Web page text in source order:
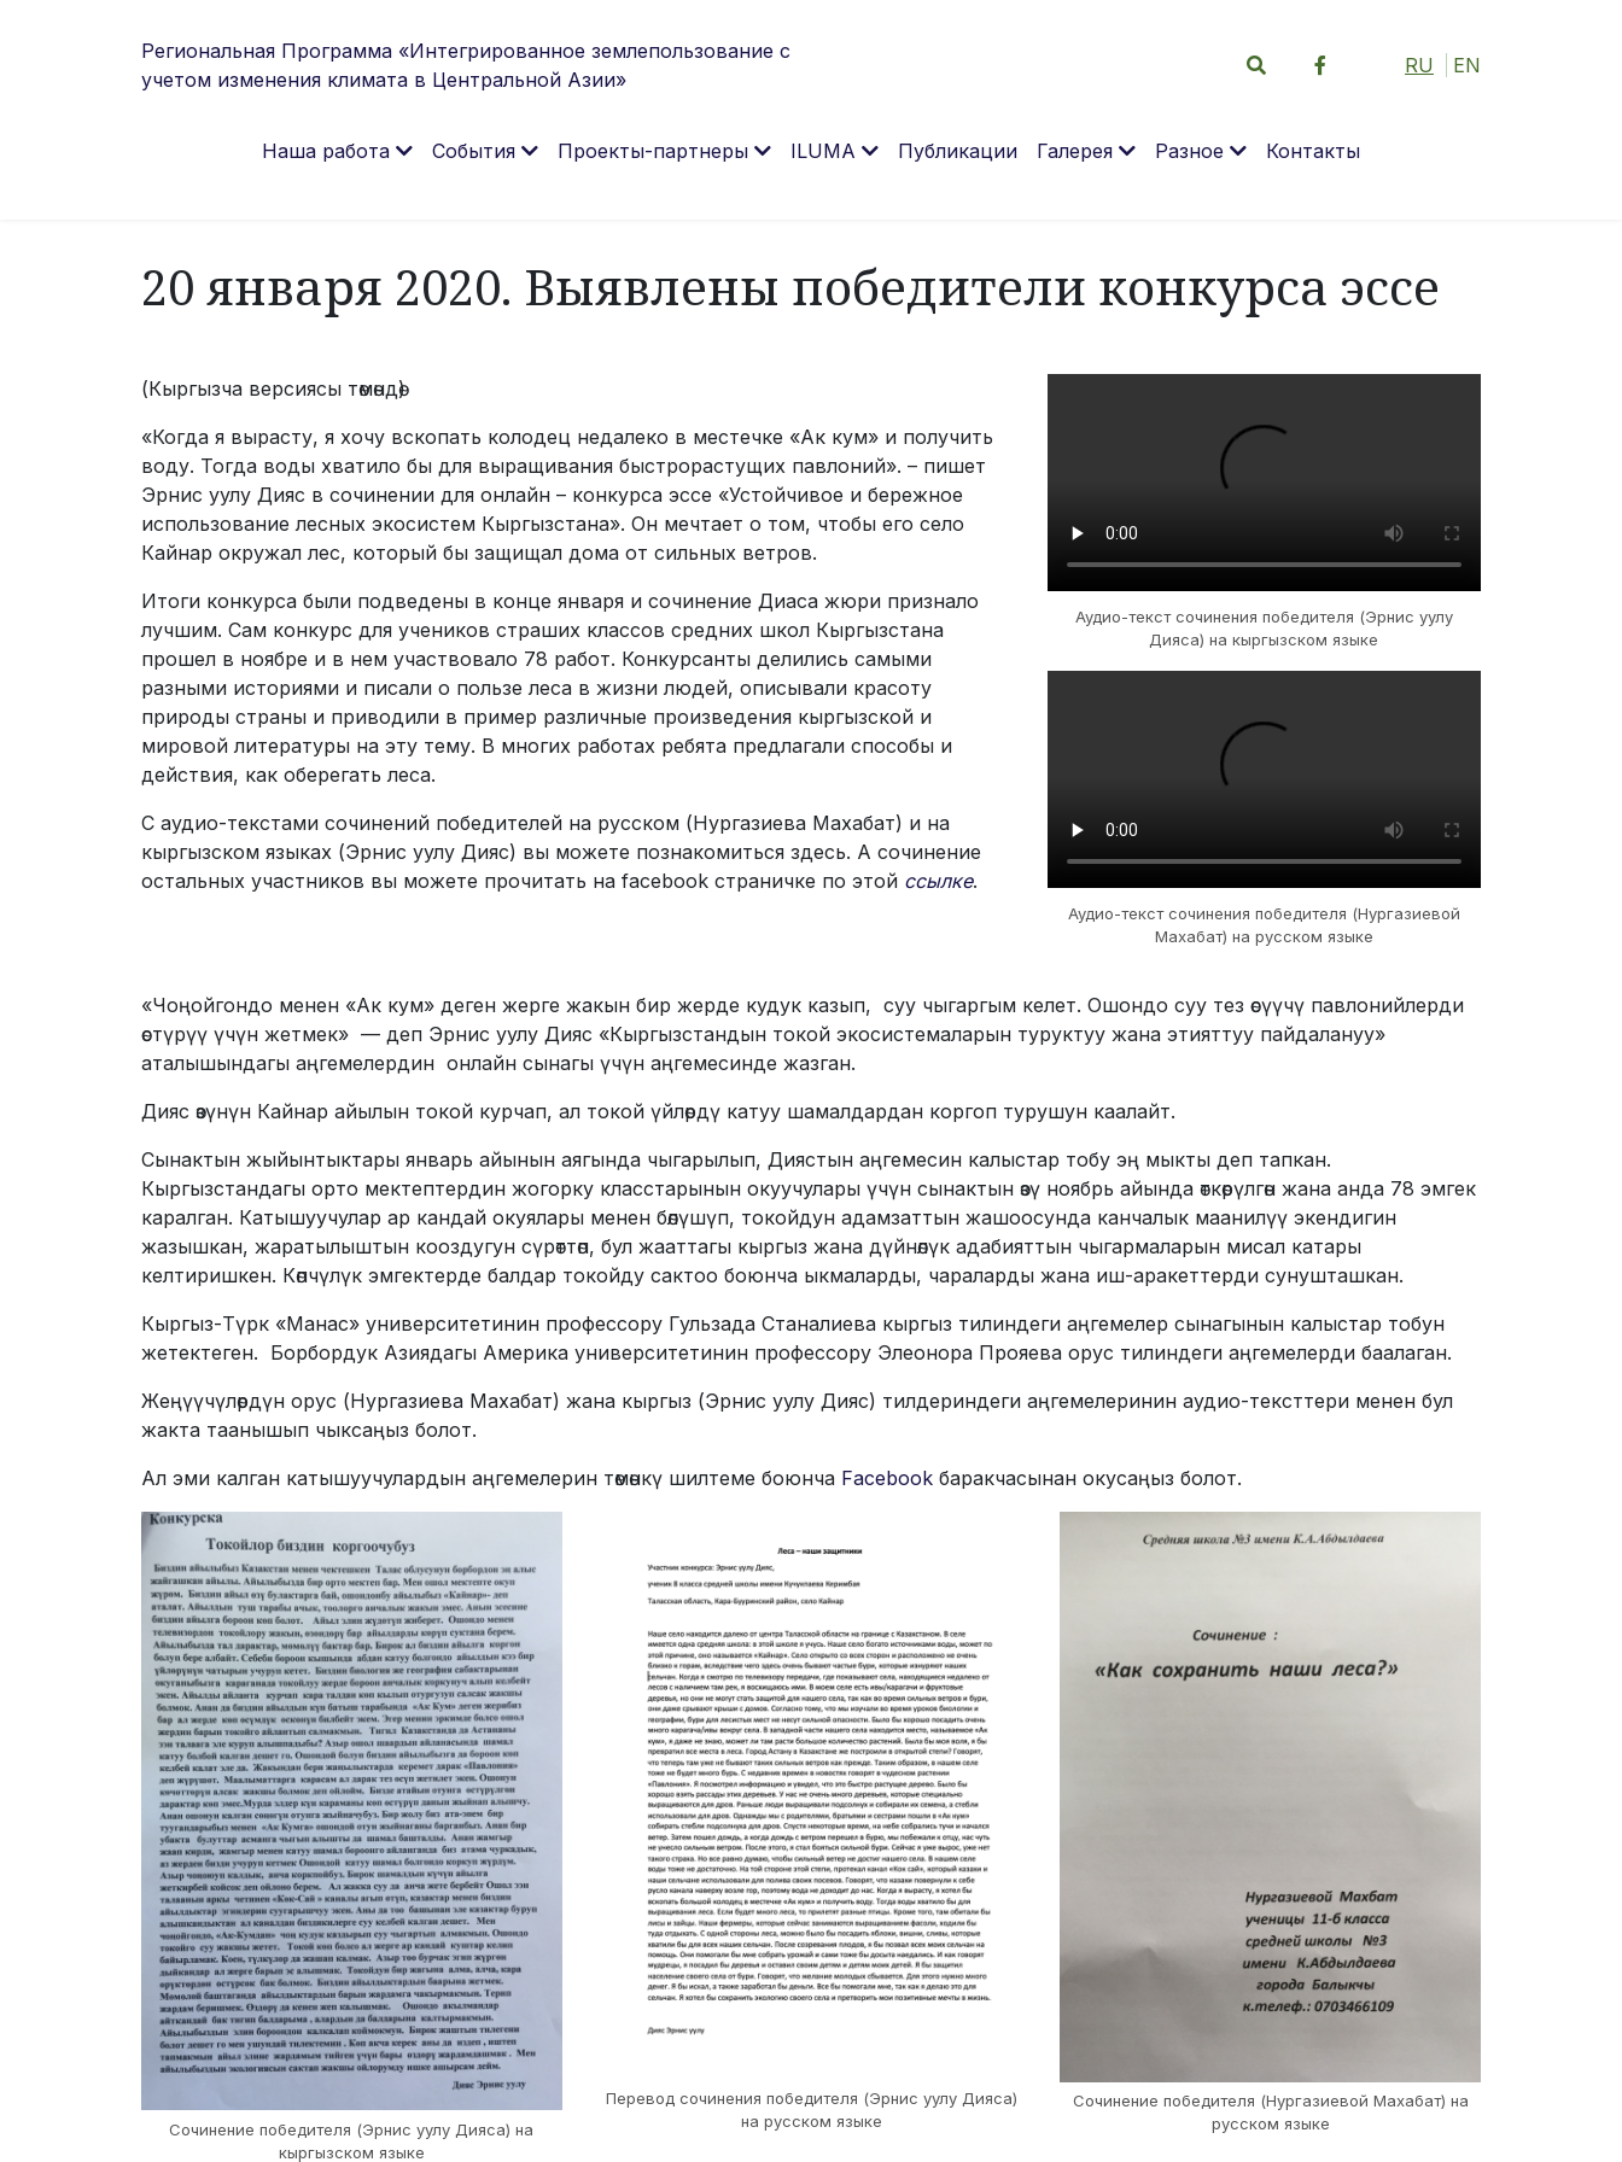
Региональная Программа «Интегрированное землепользование с
учетом изменения климата в Центральной Азии»
RU EN
Наша работа События Проекты-партнеры ILUMA Публикации Галерея Разное Контакты
20 января 2020. Выявлены победители конкурса эссе
(Кыргызча версиясы төмөндө)
«Когда я вырасту, я хочу вскопать колодец недалеко в местечке «Ак кум» и получить
воду. Тогда воды хватило бы для выращивания быстрорастущих павлоний». – пишет
Эрнис уулу Дияс в сочинении для онлайн – конкурса эссе «Устойчивое и бережное
использование лесных экосистем Кыргызстана». Он мечтает о том, чтобы его село
Кайнар окружал лес, который бы защищал дома от сильных ветров.
Итоги конкурса были подведены в конце января и сочинение Диаса жюри признало
лучшим. Сам конкурс для учеников страших классов средних школ Кыргызстана
прошел в ноябре и в нем участвовало 78 работ. Конкурсанты делились самыми
разными историями и писали о пользе леса в жизни людей, описывали красоту
природы страны и приводили в пример различные произведения кыргызской и
мировой литературы на эту тему. В многих работах ребята предлагали способы и
действия, как оберегать леса.
С аудио-текстами сочинений победителей на русском (Нургазиева Махабат) и на
кыргызском языках (Эрнис уулу Дияс) вы можете познакомиться здесь. А сочинение
остальных участников вы можете прочитать на facebook страничке по этой ссылке.
Аудио-текст сочинения победителя (Эрнис уулу
Дияса) на кыргызском языке
Аудио-текст сочинения победителя (Нургазиевой
Махабат) на русском языке
«Чоңойгондо менен «Ак кум» деген жерге жакын бир жерде кудук казып, суу чыгаргым келет. Ошондо суу тез өсүүчү павлонийлерди
өстүрүү үчүн жетмек» — деп Эрнис уулу Дияс «Кыргызстандын токой экосистемаларын туруктуу жана этияттуу пайдалануу»
аталышындагы аңгемелердин онлайн сынагы үчүн аңгемесинде жазган.
Дияс өзүнүн Кайнар айылын токой курчап, ал токой үйлөрдү катуу шамалдардан коргоп турушун каалайт.
Сынактын жыйынтыктары январь айынын аягында чыгарылып, Диястын аңгемесин калыстар тобу эң мыкты деп тапкан.
Кыргызстандагы орто мектептердин жогорку класстарынын окуучулары үчүн сынактын өзү ноябрь айында өткөрүлгөн жана анда 78 эмгек
каралган. Катышуучулар ар кандай окуялары менен бөлүшүп, токойдун адамзаттын жашоосунда канчалык маанилүү экендигин
жазышкан, жаратылыштын кооздугун сүрөттөп, бул жааттагы кыргыз жана дүйнөлүк адабияттын чыгармаларын мисал катары
келтиришкен. Көпчүлүк эмгектерде балдар токойду сактоо боюнча ыкмаларды, чараларды жана иш-аракеттерди сунушташкан.
Кыргыз-Түрк «Манас» университетинин профессору Гульзада Станалиева кыргыз тилиндеги аңгемелер сынагынын калыстар тобун
жетектеген. Борбордук Азиядагы Америка университетинин профессору Элеонора Прояева орус тилиндеги аңгемелерди баалаган.
Жеңүүчүлөрдүн орус (Нургазиева Махабат) жана кыргыз (Эрнис уулу Дияс) тилдериндеги аңгемелеринин аудио-тексттери менен бул
жакта таанышып чыксаңыз болот.
Ал эми калган катышуучулардын аңгемелерин төмөнкү шилтеме боюнча Facebook баракчасынан окусаңыз болот.
Сочинение победителя (Эрнис уулу Дияса) на
кыргызском языке
Перевод сочинения победителя (Эрнис уулу Дияса)
на русском языке
Сочинение победителя (Нургазиевой Махабат) на
русском языке